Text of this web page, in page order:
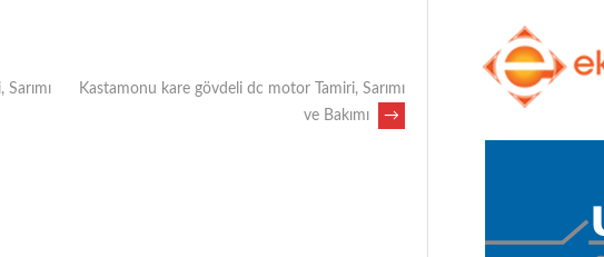
Kastamonu kare gövdeli dc motor Tamiri, Sarımı
ve Bakımı
→